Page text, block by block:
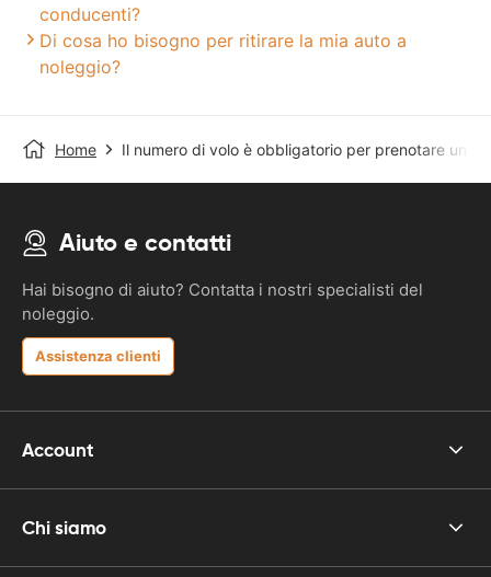
conducenti?
Di cosa ho bisogno per ritirare la mia auto a
noleggio?
Home Il numero di volo è obbligatorio per prenotare
Aiuto e contatti
Hai bisogno di aiuto? Contatta i nostri specialisti del
noleggio.
Assistenza clienti
Account
Chi siamo